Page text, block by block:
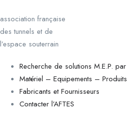
association française
des tunnels et de
l’espace souterrain
Recherche de solutions M.E.P.
Matériel – Equipements – Produits
Fabricants et Fournisseurs
Contacter l’AFTES